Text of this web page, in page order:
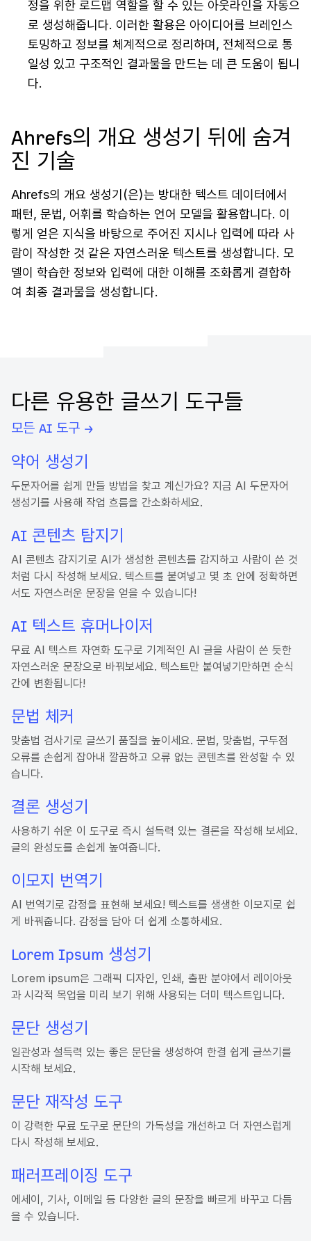
정을 위한 로드맵 역할을 할 수 있는 아웃라인을 자동으
로 생성해줍니다. 이러한 활용은 아이디어를 브레인스
토밍하고 정보를 체계적으로 정리하며, 전체적으로 통
일성 있고 구조적인 결과물을 만드는 데 큰 도움이 됩니
다.
Ahrefs의 개요 생성기 뒤에 숨겨
진 기술
Ahrefs의 개요 생성기(은)는 방대한 텍스트 데이터에서
패턴, 문법, 어휘를 학습하는 언어 모델을 활용합니다. 이
렇게 얻은 지식을 바탕으로 주어진 지시나 입력에 따라 사
람이 작성한 것 같은 자연스러운 텍스트를 생성합니다. 모
델이 학습한 정보와 입력에 대한 이해를 조화롭게 결합하
여 최종 결과물을 생성합니다.
다른 유용한 글쓰기 도구들
모든 AI 도구 →
약어 생성기
두문자어를 쉽게 만들 방법을 찾고 계신가요? 지금 AI 두문자어
생성기를 사용해 작업 흐름을 간소화하세요.
AI 콘텐츠 탐지기
AI 콘텐츠 감지기로 AI가 생성한 콘텐츠를 감지하고 사람이 쓴 것
처럼 다시 작성해 보세요. 텍스트를 붙여넣고 몇 초 안에 정확하면
서도 자연스러운 문장을 얻을 수 있습니다!
AI 텍스트 휴머나이저
무료 AI 텍스트 자연화 도구로 기계적인 AI 글을 사람이 쓴 듯한
자연스러운 문장으로 바꿔보세요. 텍스트만 붙여넣기만하면 순식
간에 변환됩니다!
문법 체커
맞춤법 검사기로 글쓰기 품질을 높이세요. 문법, 맞춤법, 구두점
오류를 손쉽게 잡아내 깔끔하고 오류 없는 콘텐츠를 완성할 수 있
습니다.
결론 생성기
사용하기 쉬운 이 도구로 즉시 설득력 있는 결론을 작성해 보세요.
글의 완성도를 손쉽게 높여줍니다.
이모지 번역기
AI 번역기로 감정을 표현해 보세요! 텍스트를 생생한 이모지로 쉽
게 바꿔줍니다. 감정을 담아 더 쉽게 소통하세요.
Lorem Ipsum 생성기
Lorem ipsum은 그래픽 디자인, 인쇄, 출판 분야에서 레이아웃
과 시각적 목업을 미리 보기 위해 사용되는 더미 텍스트입니다.
문단 생성기
일관성과 설득력 있는 좋은 문단을 생성하여 한결 쉽게 글쓰기를
시작해 보세요.
문단 재작성 도구
이 강력한 무료 도구로 문단의 가독성을 개선하고 더 자연스럽게
다시 작성해 보세요.
패러프레이징 도구
에세이, 기사, 이메일 등 다양한 글의 문장을 빠르게 바꾸고 다듬
을 수 있습니다.